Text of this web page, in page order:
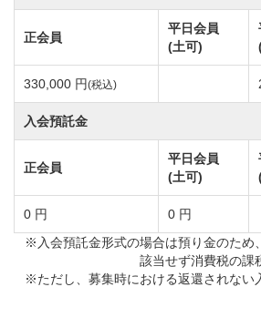
ガーデンテラスでは美しいコース
バーベキューが楽しめます。
非常にお勧めです。
広々とした大浴場では浴槽の他に
備。
ゆったりと寛ぎながらプレイの疲
明るいロッカールーム内にはソフ
正会員
平日会員
(土可)
330,000 円(税込)
入会預託金
正会員
平日会員
(土可)
0 円
0 円
※入会預託金形式の場合は預り金のため
該当せず消費税の課
※ただし、募集時における返還されない